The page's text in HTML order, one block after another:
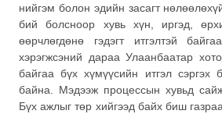
нийгэм болон эдийн засагт
бий болсноор хувь хүн, иргэд,
өөрчлөгдөнө гэдэгт итгэлтэй
хэрэгжсэний дараа Улаанбаатар
байгаа бүх хүмүүсийн итгэл
байна. Мэдээж процессын хувьд
Бүх ажлыг төр хийгээд байх биш